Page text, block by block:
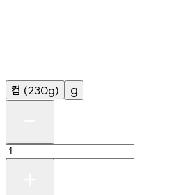
컵 (230g) g